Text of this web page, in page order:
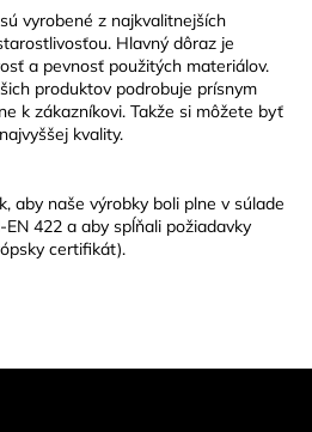
vyrobené z najkvalitnejších
Hlavný dôraz je
a pevnosť použitých materiálov.
produktov podrobuje prísnym
k zákazníkovi. Takže si môžete byť
kvality.
aby naše výrobky boli plne v súlade
422 a aby spĺňali požiadavky
certifikát).